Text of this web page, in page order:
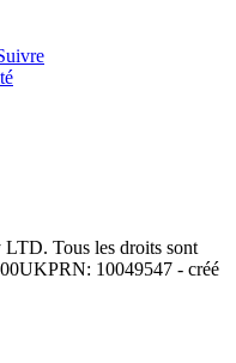
Tous les droits sont
UKPRN: 10049547 - créé